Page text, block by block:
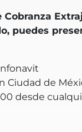
Cobranza
puedes
Ciudad de
desde